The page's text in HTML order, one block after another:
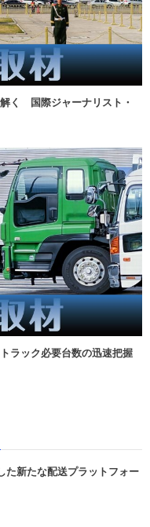
解く 国際ジャーナリスト・
ラック必要台数の迅速把握
新たな配送プラットフォー